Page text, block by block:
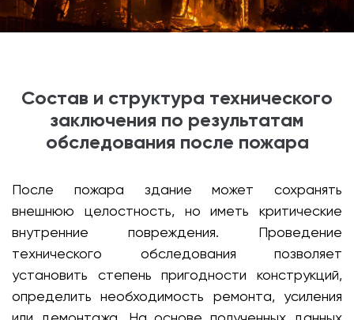
Состав и структура технического
заключения по результатам
обследования после пожара
После пожара здание может сохранять
внешнюю целостность, но иметь критические
внутренние повреждения. Проведение
технического обследования позволяет
установить степень пригодности конструкций,
определить необходимость ремонта, усиления